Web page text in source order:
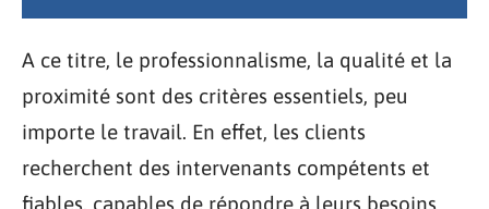
A ce titre, le professionnalisme, la qualité et la
proximité sont des critères essentiels, peu
importe le travail. En effet, les clients
recherchent des intervenants compétents et
fiables, capables de répondre à leurs besoins